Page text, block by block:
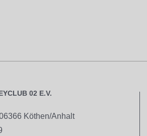
02 E.V.
Köthen/Anhalt